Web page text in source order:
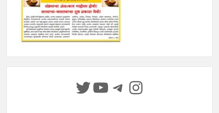
Twitter
YouTube
Telegram
Instagram